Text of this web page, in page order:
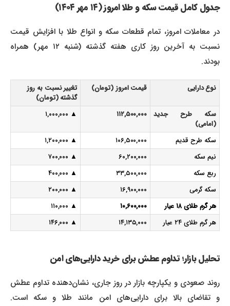
جدول کامل قیمت سکه و طلا امروز (۱۴ مهر ۱۴۰۴)
در معاملات امروز، تمام قطعات سکه و انواع طلا با افزایش قیمت
نسبت به آخرین روز کاری هفته گذشته (شنبه ۱۲ مهر) همراه
بودند.
نوع دارایی قیمت امروز (تومان)
تغییر نسبت به روز
گذشته (تومان)
سکه طرح جدید
(امامی)
۱۱۲,۵۰۰,۰۰۰
سکه طرح قدیم ۱۰۶,۵۰۰,۰۰۰
نیم سکه
۶۰,۲۰۰,۰۰۰
ربع سکه
۳۳,۵۰۰,۰۰۰
سکه گرمی
۱۶,۹۰۰,۰۰۰
هر گرم طلای ۱۸ عیار
۱۰,۶۰۰,۰۰۰
هر گرم طلای ۲۴ عیار
۱۴,۱۳۵,۰۰۰
تحلیل بازار؛ تداوم عطش برای خرید دارایی‌های امن
روند صعودی و یکپارچه بازار در روز جاری، نشان‌دهنده تداوم عطش
و تقاضای بالا برای دارایی‌های امن مانند طلا و سکه است.